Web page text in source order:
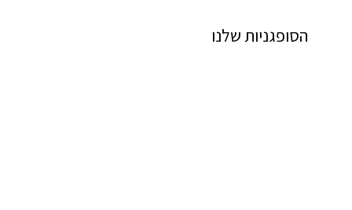
הסופגניות שלנו